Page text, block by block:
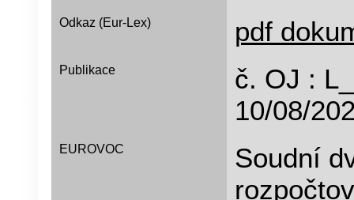
Odkaz (Eur-Lex) pdf
Publikace
č. OJ :
10/08/
EUROVOC
Soudní